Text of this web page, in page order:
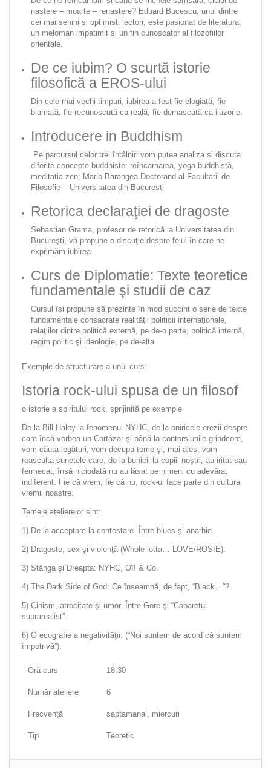
naṣtere – moarte – renaṣtere? Eduard Bucescu, unul dintre
cei mai senini si optimisti lectori, este pasionat de literatura,
un meloman impatimit si un fin cunoscator al filozofiilor
orientale.
De ce iubim? O scurtă istorie
filosofică a EROS-ului
Din cele mai vechi timpuri, iubirea a fost fie elogiată, fie
blamată, fie recunoscută ca reală, fie demascată ca iluzorie.
Introducere in Buddhism
Pe parcursul celor trei întâlniri vom putea analiza si discuta
diferite concepte buddhiste: reîncarnarea, yoga buddhistă,
meditatia zen; Mario Barangea Doctorand al Facultatii de
Filosofie – Universitatea din Bucuresti
Retorica declaraţiei de dragoste
Sebastian Grama, profesor de retorică la Universitatea din
Bucureşti, vă propune o discuţie despre felul în care ne
exprimăm iubirea.
Curs de Diplomatie: Texte teoretice
fundamentale şi studii de caz
Cursul îşi propune să prezinte în mod succint o serie de texte
fundamentale consacrate realităţii politicii internaţionale,
relaţiilor dintre politică externă, pe de-o parte, politică internă,
regim politic şi ideologie, pe de-alta
Exemple de structurare a unui curs:
Istoria rock-ului spusa de un filosof
o istorie a spiritului rock, sprijinită pe exemple
De la Bill Haley la fenomenul NYHC, de la oniricele erezii despre
care încă vorbea un Cortázar şi până la contorsiunile grindcore,
vom căuta legături, vom decupa teme şi, mai ales, vom
reasculta sunetele care, de la bunicii la copiii noştri, au iritat sau
fermecat, însă niciodată nu au lăsat pe nimeni cu adevărat
indiferent. Fie că vrem, fie că nu, rock-ul face parte din cultura
vremii noastre.
Temele atelierelor sint:
1) De la acceptare la contestare. Între blues şi anarhie.
2) Dragoste, sex şi violenţă (Whole lotta… LOVE/ROSIE).
3) Stânga şi Dreapta: NYHC, Oï! & Co.
4) The Dark Side of God: Ce înseamnă, de fapt, “Black…”?
5) Cinism, atrocitate şi umor. Între Gore şi “Cabaretul
suprarealist”.
6) O ecografie a negativităţii. (“Noi suntem de acord că suntem
împotrivă”).
Oră curs 18:30
Număr ateliere 6
Frecvenţă saptamanal, miercuri
Tip Teoretic